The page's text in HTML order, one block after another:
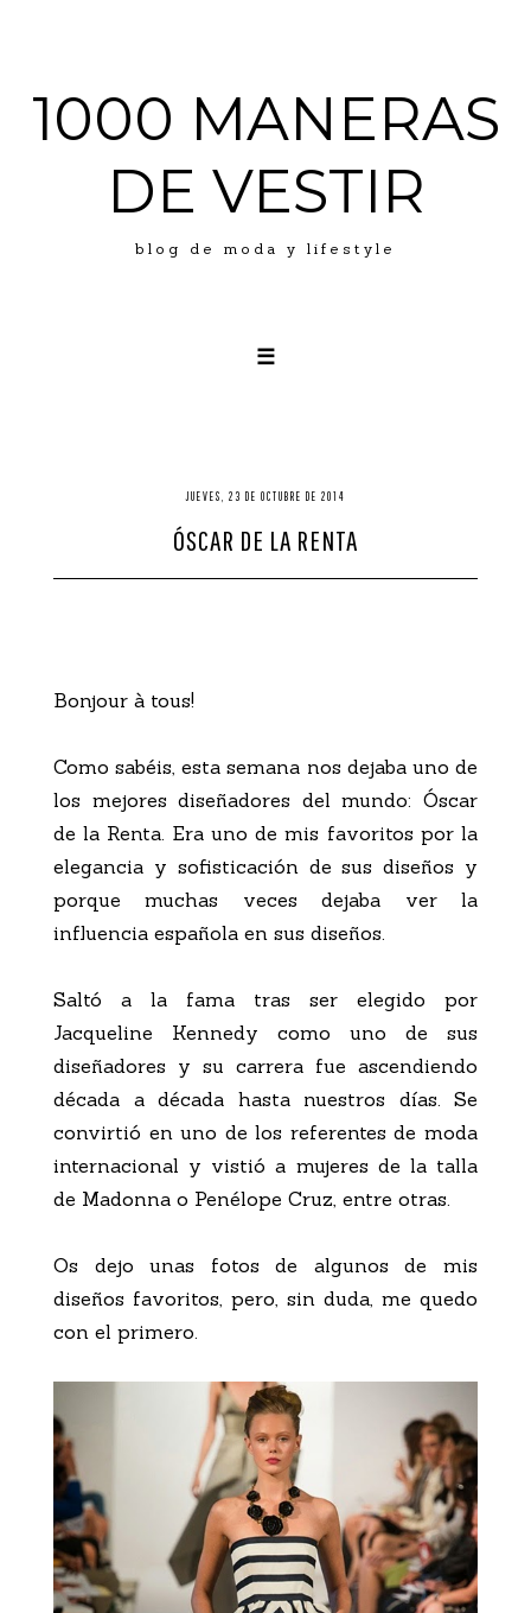
1000 MANERAS
DE VESTIR
blog de moda y lifestyle
☰
PRESS
CONTACTO
JUEVES, 23 DE OCTUBRE DE 2014
ÓSCAR DE LA RENTA
Bonjour à tous!
Como sabéis, esta semana nos dejaba uno de
los mejores diseñadores del mundo: Óscar
de la Renta. Era uno de mis favoritos por la
elegancia y sofisticación de sus diseños y
porque muchas veces dejaba ver la
influencia española en sus diseños.
Saltó a la fama tras ser elegido por
Jacqueline Kennedy como uno de sus
diseñadores y su carrera fue ascendiendo
década a década hasta nuestros días. Se
convirtió en uno de los referentes de moda
internacional y vistió a mujeres de la talla
de Madonna o Penélope Cruz, entre otras.
Os dejo unas fotos de algunos de mis
diseños favoritos, pero, sin duda, me quedo
con el primero.